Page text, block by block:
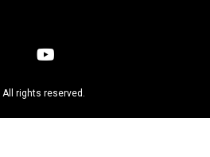
All rights reserved.